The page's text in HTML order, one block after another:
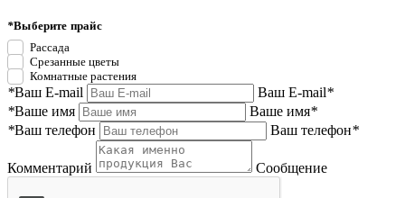
*Выберите прайс
Рассада
Срезанные цветы
Комнатные растения
*Ваш E-mail Ваш E-mail*
*Ваше имя Ваше имя*
*Ваш телефон Ваш телефон*
Комментарий Сообщение